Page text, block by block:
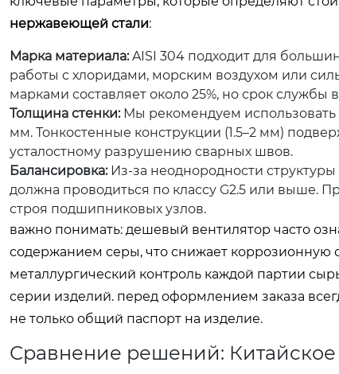
нержавеющей стали:
Марка материала:AISI 304 подходит для
работы с хлоридами, морским воздухом или
марками составляет около 25%, но срок службы
Толщина стенки:Мы рекомендуем
мм. Тонкостенные конструкции (1.5–2 мм)
усталостному разрушению сварных швов.
Балансировка:Из-за неоднородности
должна проводиться по классу G2.5 или выше.
строя подшипниковых узлов.
важно понимать: дешевый вентилятор часто
содержанием серы, что снижает коррозионную
металлургический контроль каждой партии
серии изделий. перед оформлением заказа
не только общий паспорт на изделие.
Сравнение решений: